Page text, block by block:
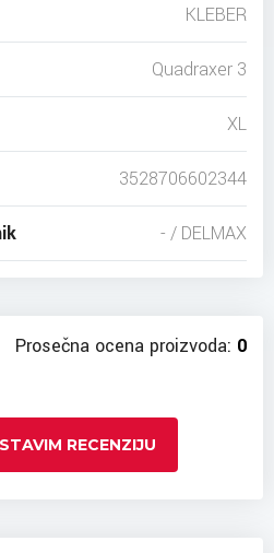
KLEBER
Quadraxer 3
XL
3528706602344
- / DELMAX
Prosečna ocena proizvoda: 0
RECENZIJU